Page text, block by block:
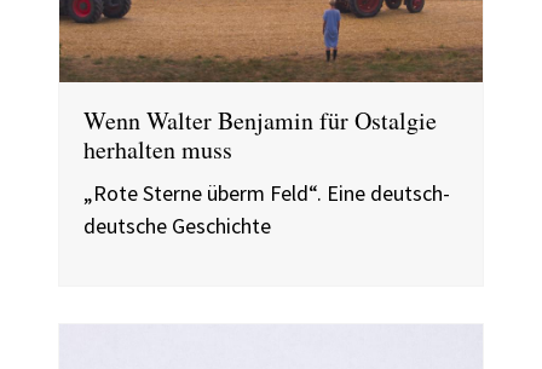
Wenn Walter Benjamin für Ostalgie
herhalten muss
„Rote Sterne überm Feld“. Eine deutsch-
deutsche Geschichte